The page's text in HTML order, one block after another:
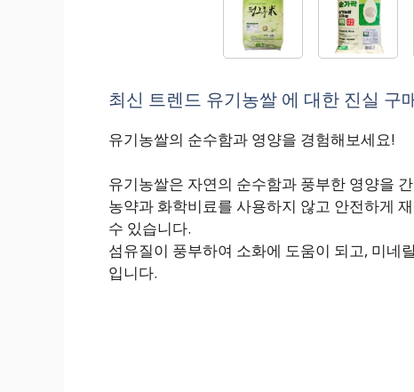
최신 트렌드 유기농쌀 에 대한 진실 구
유기농쌀의 순수함과 영양을 경험해보세요!
유기농쌀은 자연의 순수함과 풍부한 영양을
농약과 화학비료를 사용하지 않고 안전하게
수 있습니다.
섬유질이 풍부하여 소화에 도움이 되고, 미네
입니다.